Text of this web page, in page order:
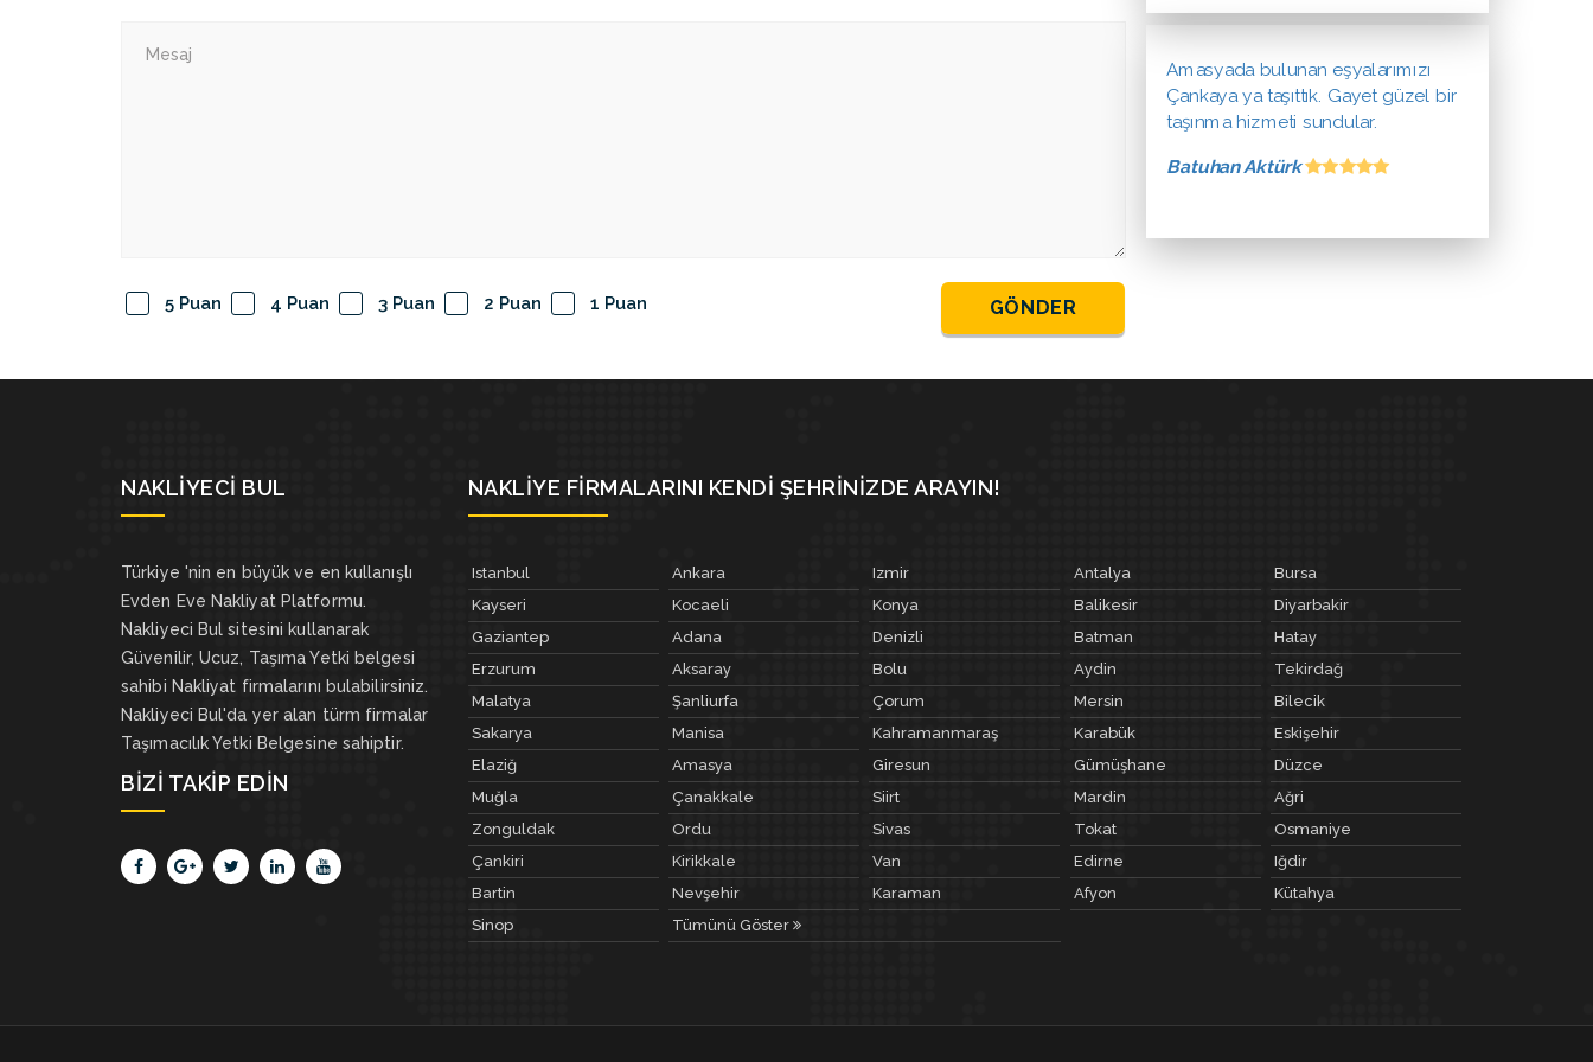
5 Puan 4 Puan 3 Puan 2 Puan 1 Puan GÖNDER
Amasyada bulunan eşyalarımızı
Çankaya ya taşıttık. Gayet güzel bir
taşınma hizmeti sundular.
Batuhan Aktürk
NAKLIYECI BUL
Türkiye 'nin en büyük ve en kullanışlı
Evden Eve Nakliyat Platformu.
Nakliyeci Bul sitesini kullanarak
Güvenilir, Ucuz, Taşıma Yetki belgesi
sahibi Nakliyat firmalarını bulabilirsiniz.
Nakliyeci Bul'da yer alan türm firmalar
Taşımacılık Yetki Belgesine sahiptir.
BIZI TAKIP EDIN
NAKLIYE FIRMALARINI KENDI ŞEHRINIZDE ARAYIN!
Istanbul Ankara Izmir Antalya
Bursa
Kayseri
Kocaeli Konya Balikesir
Diyarbakir
Gaziantep
Adana Denizli Batman
Hatay
Erzurum
Aksaray Bolu Aydin
Tekirdağ
Malatya
Şanliurfa Çorum Mersin
Bilecik
Sakarya
Manisa Kahramanmaraş Karabük
Eskişehir
Elaziğ
Amasya Giresun Gümüşhane
Düzce
Muğla
Çanakkale Siirt Mardin
Ağri
Zonguldak
Ordu Sivas Tokat
Osmaniye
Çankiri
Kirikkale Van Edirne
Iğdir
Bartin
Nevşehir Karaman Afyon
Kütahya
Sinop
Tümünü Göster